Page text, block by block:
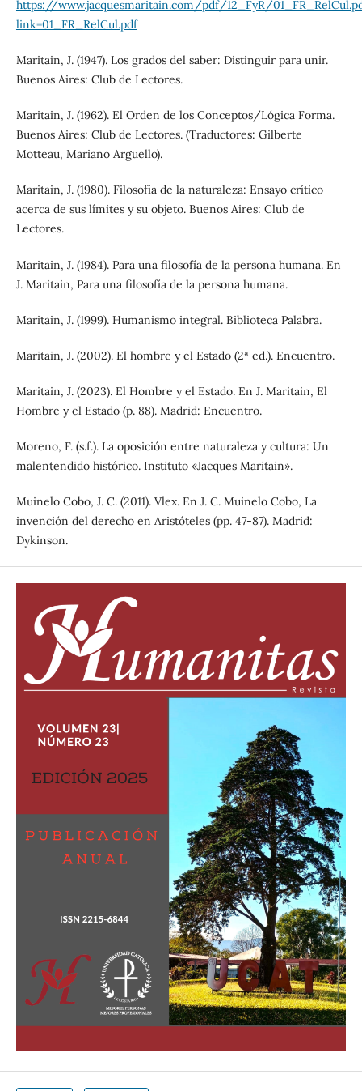
https://www.jacquesmaritain.com/pdf/12_FyR/
link=01_FR_RelCul.pdf
Maritain, J. (1947). Los grados del saber: Distinguir para unir.
Buenos Aires: Club de Lectores.
Maritain, J. (1962). El Orden de los Conceptos/Lógica Forma.
Buenos Aires: Club de Lectores. (Traductores: Gilberte
Motteau, Mariano Arguello).
Maritain, J. (1980). Filosofía de la naturaleza: Ensayo crítico
acerca de sus límites y su objeto. Buenos Aires: Club de
Lectores.
Maritain, J. (1984). Para una filosofía de la persona humana. En
J. Maritain, Para una filosofía de la persona humana.
Maritain, J. (1999). Humanismo integral. Biblioteca Palabra.
Maritain, J. (2002). El hombre y el Estado (2ª ed.). Encuentro.
Maritain, J. (2023). El Hombre y el Estado. En J. Maritain, El
Hombre y el Estado (p. 88). Madrid: Encuentro.
Moreno, F. (s.f.). La oposición entre naturaleza y cultura: Un
malentendido histórico. Instituto «Jacques Maritain».
Muinelo Cobo, J. C. (2011). Vlex. En J. C. Muinelo Cobo, La
invención del derecho en Aristóteles (pp. 47-87). Madrid:
Dykinson.